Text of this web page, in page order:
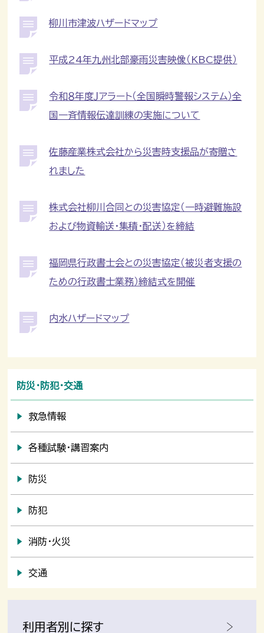
柳川市津波ハザードマップ
平成24年九州北部豪雨災害映像（KBC提供）
令和８年度Ｊアラート（全国瞬時警報システム）全
国一斉情報伝達訓練の実施について
佐藤産業株式会社から災害時支援品が寄贈さ
れました
株式会社柳川合同との災害協定（一時避難施設
および物資輸送・集積・配送）を締結
福岡県行政書士会との災害協定（被災者支援の
ための行政書士業務）締結式を開催
内水ハザードマップ
防災・防犯・交通
救急情報
各種試験・講習案内
防災
防犯
消防・火災
交通
利用者別に探す